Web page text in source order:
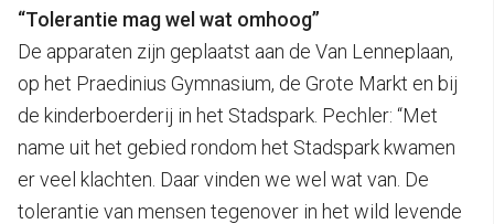
“Tolerantie mag wel wat omhoog”
De apparaten zijn geplaatst aan de Van Lenneplaan,
op het Praedinius Gymnasium, de Grote Markt en bij
de kinderboerderij in het Stadspark. Pechler: “Met
name uit het gebied rondom het Stadspark kwamen
er veel klachten. Daar vinden we wel wat van. De
tolerantie van mensen tegenover in het wild levende